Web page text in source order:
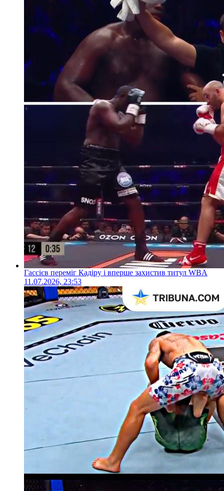
Гассієв переміг Кадіру і вперше захистив титул WBA
11.07.2026, 23:53